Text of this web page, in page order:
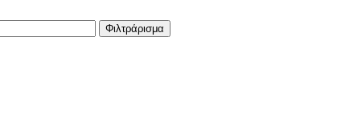
Φιλτράρισμα